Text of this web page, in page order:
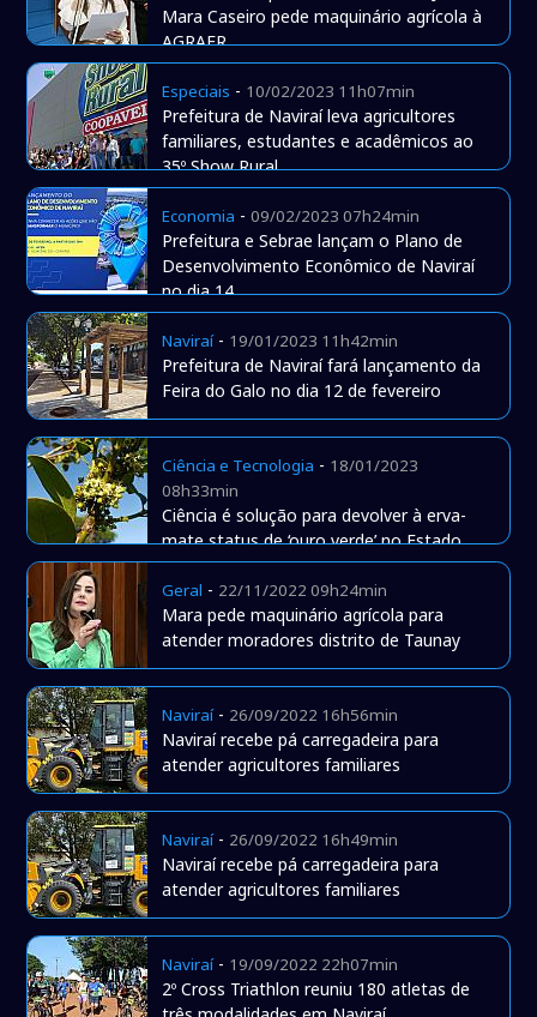
Mara Caseiro pede maquinário agrícola à
AGRAER
Especiais - 10/02/2023 11h07min
Prefeitura de Naviraí leva agricultores
familiares, estudantes e acadêmicos ao
35º Show Rural
Economia -09/02/2023 07h24min
Prefeitura e Sebrae lançam o Plano de
Desenvolvimento Econômico de Naviraí
no dia 14
Naviraí- 19/01/2023 11h42min
Prefeitura de Naviraí fará lançamento da
Feira do Galo no dia 12 de fevereiro
Ciência e Tecnologia - 18/01/2023
08h33min
Ciência é solução para devolver à erva-
mate status de ‘ouro verde’ no Estado
Geral - 22/11/2022 09h24min
Mara pede maquinário agrícola para
atender moradores distrito de Taunay
Naviraí- 26/09/2022 16h56min
Naviraí recebe pá carregadeira para
atender agricultores familiares
Naviraí- 26/09/2022 16h49min
Naviraí recebe pá carregadeira para
atender agricultores familiares
Naviraí- 19/09/2022 22h07min
2º Cross Triathlon reuniu 180 atletas de